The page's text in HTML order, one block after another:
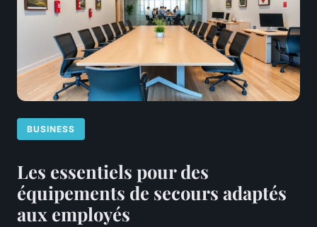
BUSINESS
Les essentiels pour des
équipements de secours adaptés
aux employés